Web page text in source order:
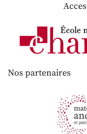
Nos partenaires